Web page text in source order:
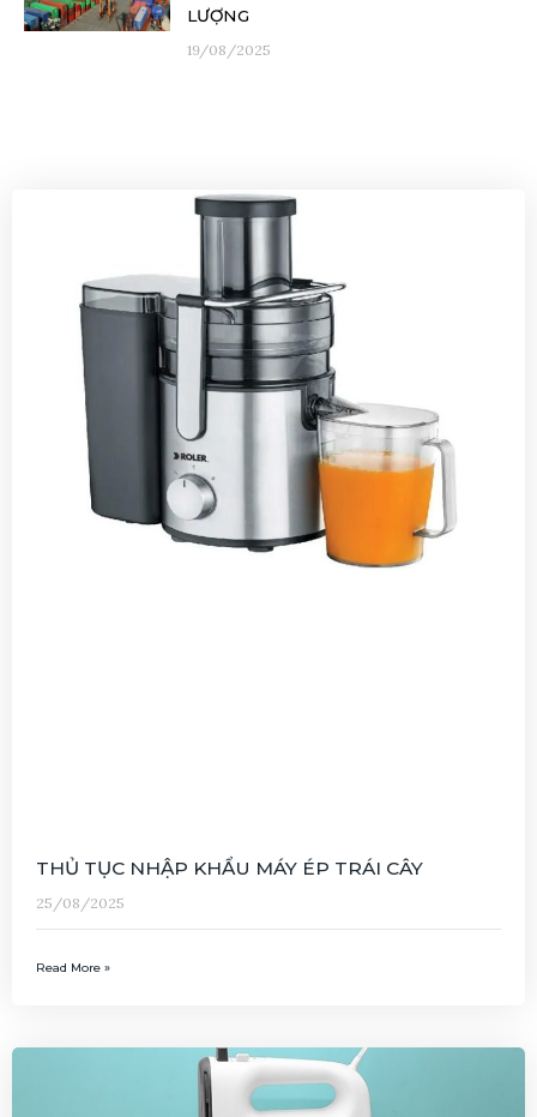
LƯỢNG
19/08/2025
THỦ TỤC NHẬP KHẨU MÁY ÉP TRÁI CÂY
25/08/2025
Read More »